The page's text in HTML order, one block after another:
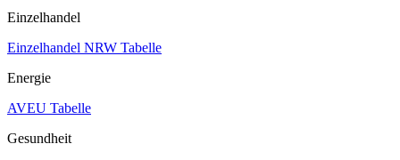
Einzelhandel
Einzelhandel NRW Tabelle
Energie
AVEU Tabelle
Gesundheit